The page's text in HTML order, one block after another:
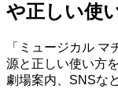
や正しい使
「ミュージカル
源と正しい使い方
劇場案内、SNSな